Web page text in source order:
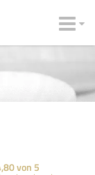
von 5